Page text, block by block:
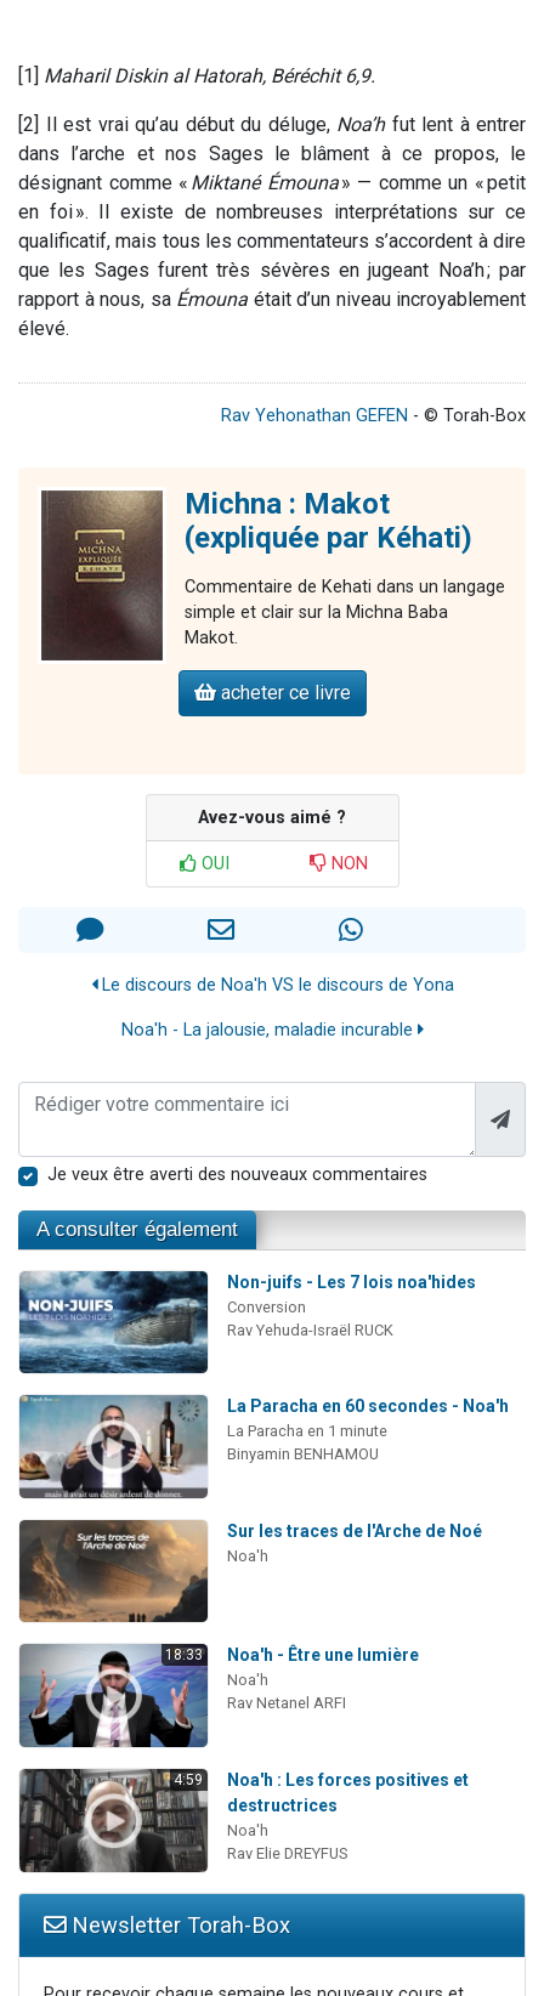
[1] Maharil Diskin al Hatorah, Béréchit 6,9.
[2] Il est vrai qu’au début du déluge, Noa’h fut lent à entrer
dans l’arche et nos Sages le blâment à ce propos, le
désignant comme « Miktané Émouna» — comme un « petit
en foi ». Il existe de nombreuses interprétations sur ce
qualificatif, mais tous les commentateurs s’accordent à dire
que les Sages furent très sévères en jugeant Noa’h ; par
rapport à nous, sa Émouna était d’un niveau incroyablement
élevé.
Rav Yehonathan GEFEN - © Torah-Box
Michna : Makot
(expliquée par Kéhati)
Commentaire de Kehati dans un langage
simple et clair sur la Michna Baba
Makot.
acheter ce livre
Avez-vous aimé ?
OUI NON
Le discours de Noa'h VS le discours de Yona
Noa'h - La jalousie, maladie incurable
Je veux être averti des nouveaux commentaires
A consulter également
Non-juifs - Les 7 lois noa'hides
Conversion
Rav Yehuda-Israël RUCK
La Paracha en 60 secondes - Noa'h
La Paracha en 1 minute
Binyamin BENHAMOU
Sur les traces de l'Arche de Noé
Noa'h
18:33 Noa'h - Être une lumière
Noa'h
Rav Netanel ARFI
4:59
Noa'h : Les forces positives et
destructrices
Noa'h
Rav Elie DREYFUS
Newsletter Torah-Box